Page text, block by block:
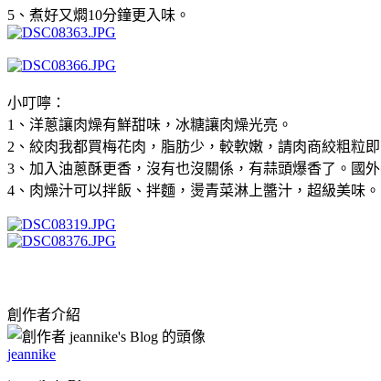
5 、 煮好又燜10分鐘更入味。
小叮嚀：
1 、洋蔥讓肉燥有鮮甜味，冰糖讓肉燥光亮。
2 、絞肉我都買梅花肉，脂肪少，較軟嫩，請肉商絞粗粒即
3 、加入油蔥酥更香， 沒有也沒關係，有蒜頭爆香了。 國
4 、肉燥汁可以拌飯、拌麵，燙青菜淋上醬汁，超級美味。
創作者介紹
jeannike